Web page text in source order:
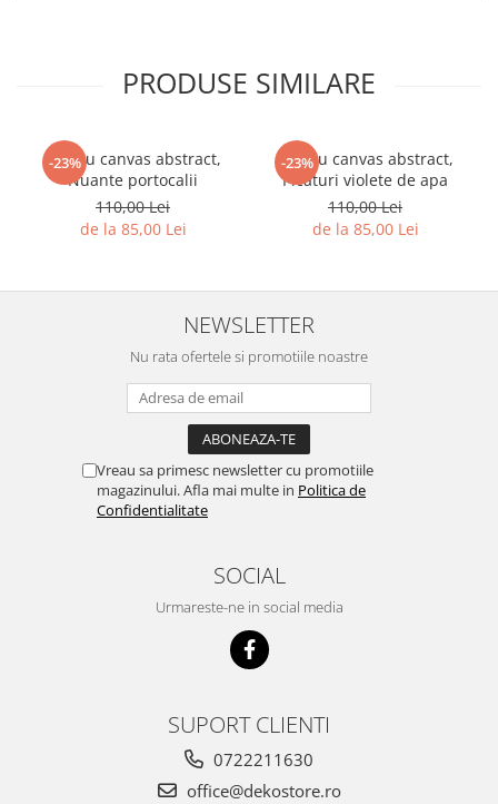
PRODUSE SIMILARE
-23%
Tablou canvas abstract,
Nuante portocalii
110,00 Lei
de la 85,00 Lei
-23%
Tablou canvas abstract,
Picaturi violete de apa
110,00 Lei
de la 85,00 Lei
NEWSLETTER
Nu rata ofertele si promotiile noastre
Vreau sa primesc newsletter cu promotiile
magazinului. Afla mai multe in Politica de
Confidentialitate
SOCIAL
Urmareste-ne in social media
SUPORT CLIENTI
0722211630
office@dekostore.ro